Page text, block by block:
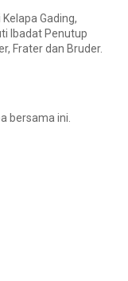
Gading,
Ibadat Penutup
Frater dan Bruder.
bersama ini.